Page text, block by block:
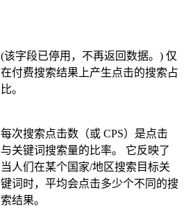
(该字段已停用，不再返回数据。) 仅
在付费搜索结果上产生点击的搜索占
比。
每次搜索点击数（或 CPS）是点击
与关键词搜索量的比率。 它反映了
当人们在某个国家/地区搜索目标关
键词时，平均会点击多少个不同的搜
索结果。